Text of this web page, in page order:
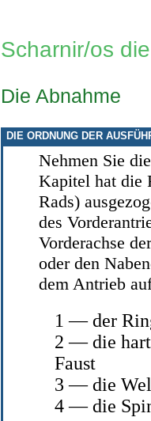
Scharnir/os
Die Abnahme
DIE ORDNUNG DER
Nehmen Sie
Kapitel hat die
Rads)
des
Vorderachse
oder den
dem Antrieb
1 — der
2 — die
Faust
3 — die
4 — die